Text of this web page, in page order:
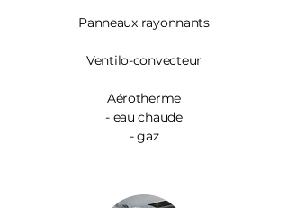
Panneaux rayonnants
Ventilo-convecteur
Aérotherme
- eau chaude
- gaz